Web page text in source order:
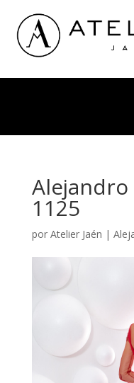
1125
por Atelier Jaén |